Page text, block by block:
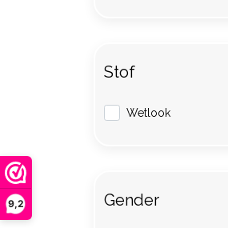
9,2
Stof
Wetlook
Gender